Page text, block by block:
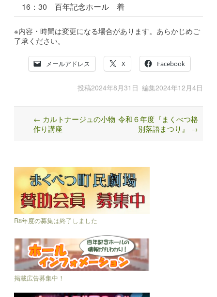
16：30
百年記念ホール 着
※内容・時間は変更になる場合があります。あらかじめご
了承ください。
メールアドレス X Facebook
投稿2024年8月31日 編集2024年12月4日
Post
navigation
← カルトナージュの小物
作り講座
令和６年度『まくべつ格
別落語まつり』
→
R8年度の募集は終了しました
掲載広告募集中！